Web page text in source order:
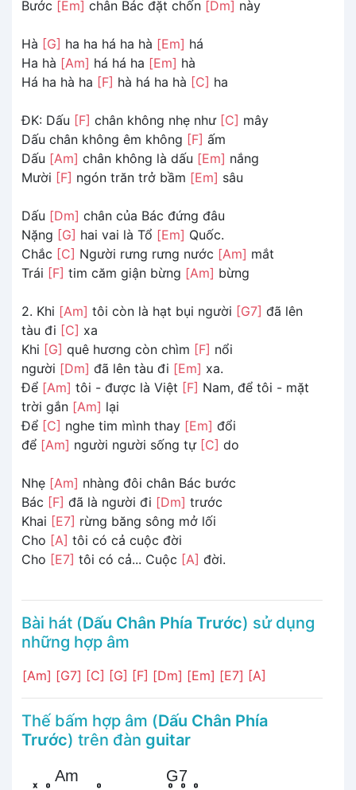
Bước [Em] chân Bác đặt chốn [Dm] này
Hà [G] ha ha há ha hà [Em] há
Ha hà [Am] há há ha [Em] hà
Há ha hà ha [F] hà há ha hà [C] ha
ĐK: Dấu [F] chân không nhẹ như [C] mây
Dấu chân không êm không [F] ấm
Dấu [Am] chân không là dấu [Em] nắng
Mười [F] ngón trăn trở bầm [Em] sâu
Dấu [Dm] chân của Bác đứng đâu
Nặng [G] hai vai là Tổ [Em] Quốc.
Chắc [C] Người rưng rưng nước [Am] mắt
Trái [F] tim căm giận bừng [Am] bừng
2. Khi [Am] tôi còn là hạt bụi người [G7] đã lên
tàu đi [C] xa
Khi [G] quê hương còn chìm [F] nổi
người [Dm] đã lên tàu đi [Em] xa.
Để [Am] tôi - được là Việt [F] Nam, để tôi - mặt
trời gắn [Am] lại
Để [C] nghe tim mình thay [Em] đổi
để [Am] người người sống tự [C] do
Nhẹ [Am] nhàng đôi chân Bác bước
Bác [F] đã là người đi [Dm] trước
Khai [E7] rừng băng sông mở lối
Cho [A] tôi có cả cuộc đời
Cho [E7] tôi có cả... Cuộc [A] đời.
Bài hát (Dấu Chân Phía Trước) sử dụng
những hợp âm
[Am] [G7] [C] [G] [F] [Dm] [Em] [E7] [A]
Thế bấm hợp âm (Dấu Chân Phía
Trước) trên đàn guitar
Am
x o o
G7
o o o